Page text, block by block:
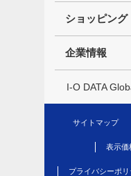
ショッピング
企業情報
I-O DATA
サイトマップ
表示価
プライバシーポリ